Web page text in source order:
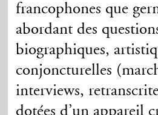
francophones que
abordant des
biographiques,
conjoncturelles
interviews,
dotées d’un appareil